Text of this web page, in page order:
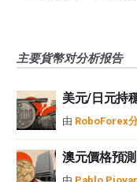
主要貨幣对分析报告
美元/日元持
由 RoboForex
澳元價格預